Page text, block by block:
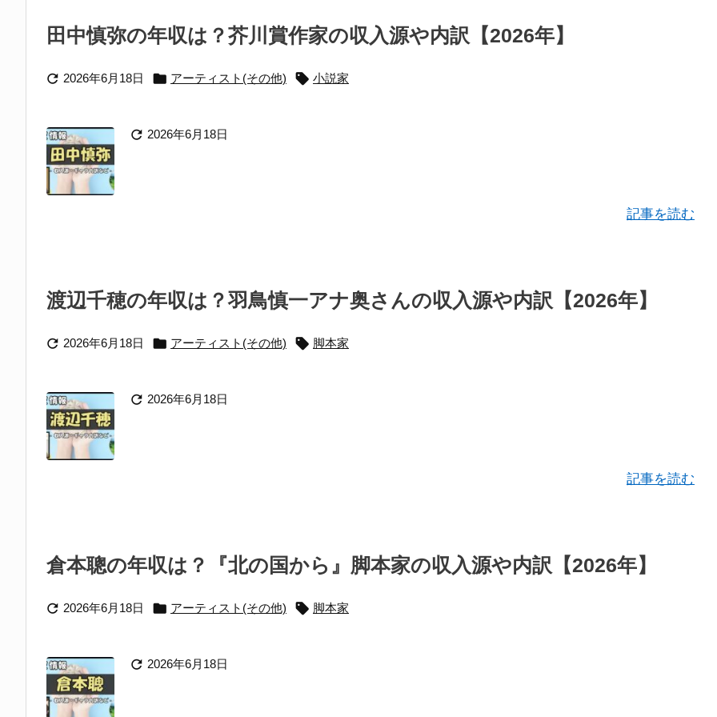
田中慎弥の年収は？芥川賞作家の収入源や内訳【2026年】
 2026年6月18日  アーティスト(その他)  小説家
 2026年6月18日
記事を読む
渡辺千穂の年収は？羽鳥慎一アナ奥さんの収入源や内訳【2026年】
 2026年6月18日  アーティスト(その他)  脚本家
 2026年6月18日
記事を読む
倉本聰の年収は？『北の国から』脚本家の収入源や内訳【2026年】
 2026年6月18日  アーティスト(その他)  脚本家
 2026年6月18日